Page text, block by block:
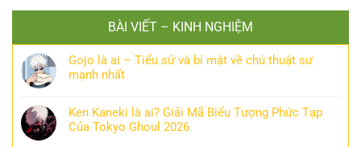
BÀI VIẾT – KINH NGHIỆM
Gojo là ai – Tiểu sử và bí mật về chú thuật sư
mạnh nhất
Ken Kaneki là ai? Giải Mã Biểu Tượng Phức Tạp
Của Tokyo Ghoul 2026